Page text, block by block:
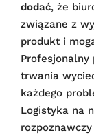
dodać, że
związane z
produkt i
Profesjonalny
trwania
każdego
Logistyka na